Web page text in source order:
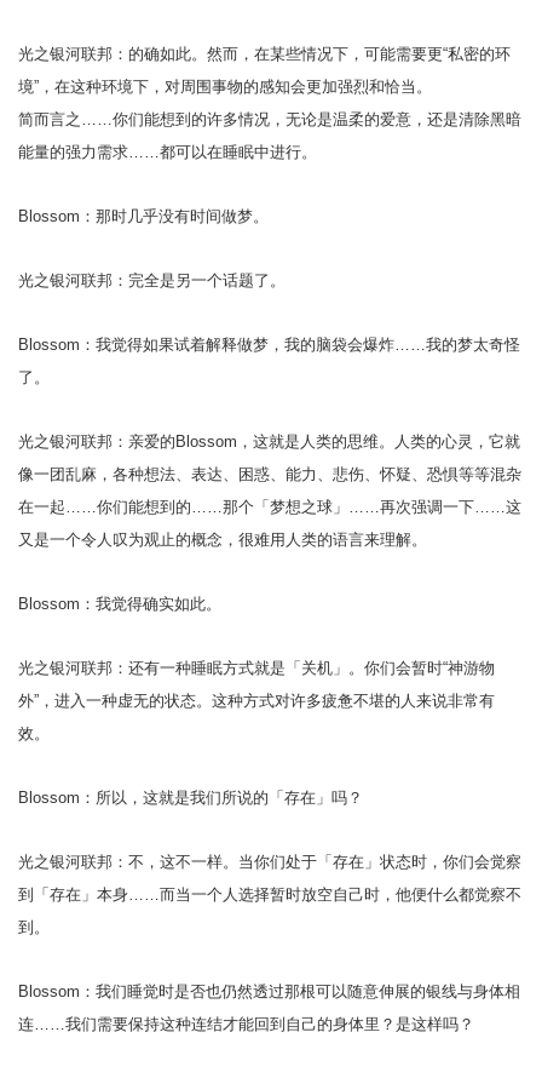
光之银河联邦：的确如此。然而，在某些情况下，可能需要更“私密的环
境”，在这种环境下，对周围事物的感知会更加强烈和恰当。
简而言之……你们能想到的许多情况，无论是温柔的爱意，还是清除黑暗
能量的强力需求……都可以在睡眠中进行。
Blossom：那时几乎没有时间做梦。
光之银河联邦：完全是另一个话题了。
Blossom：我觉得如果试着解释做梦，我的脑袋会爆炸……我的梦太奇怪
了。
光之银河联邦：亲爱的Blossom，这就是人类的思维。人类的心灵，它就
像一团乱麻，各种想法、表达、困惑、能力、悲伤、怀疑、恐惧等等混杂
在一起……你们能想到的……那个「梦想之球」……再次强调一下……这
又是一个令人叹为观止的概念，很难用人类的语言来理解。
Blossom：我觉得确实如此。
光之银河联邦：还有一种睡眠方式就是「关机」。你们会暂时“神游物
外”，进入一种虚无的状态。这种方式对许多疲惫不堪的人来说非常有
效。
Blossom：所以，这就是我们所说的「存在」吗？
光之银河联邦：不，这不一样。当你们处于「存在」状态时，你们会觉察
到「存在」本身……而当一个人选择暂时放空自己时，他便什么都觉察不
到。
Blossom：我们睡觉时是否也仍然透过那根可以随意伸展的银线与身体相
连……我们需要保持这种连结才能回到自己的身体里？是这样吗？